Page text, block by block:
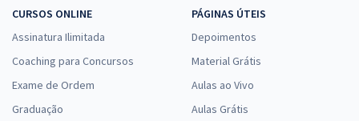
CURSOS ONLINE
Assinatura Ilimitada
Coaching para Concursos
Exame de Ordem
Graduação
PÁGINAS ÚTEIS
Depoimentos
Material Grátis
Aulas ao Vivo
Aulas Grátis